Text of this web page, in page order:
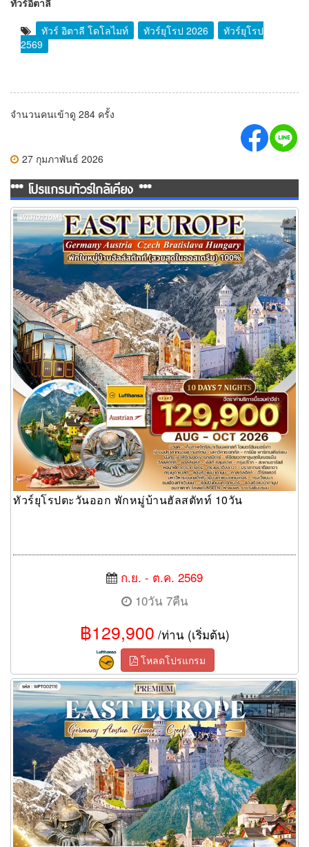
ทัวร์อิตาลี
ทัวร์ อิตาลี โดโลไมท์
ทัวร์ยุโรป 2026
ทัวร์ยุโรป
2569
จำนวนคนเข้าดู 284 ครั้ง
27 กุมภาพันธ์ 2026
*** โปรแกรมทัวร์ใกล้เคียง ***
ทัวร์ยุโรปตะวันออก พักหมู่บ้านฮัลสตัทท์ 10วัน
ทัวร์ยุโรปตะวันออก พักหมู่บ้านฮัลสตัทท์ 10วัน
ก.ย. - ต.ค. 2569
10วัน 7คืน
฿129,900 /ท่าน (เริ่มต้น)
โหลดโปรแกรม
ทัวร์ยุโรปตะวันออก 11 วัน 8 คืน พักหมู่บ้านฮัลล์สตัทท์ (TG)